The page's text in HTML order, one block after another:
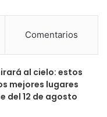
Comentarios
al cielo: estos
mejores lugares
del 12 de agosto